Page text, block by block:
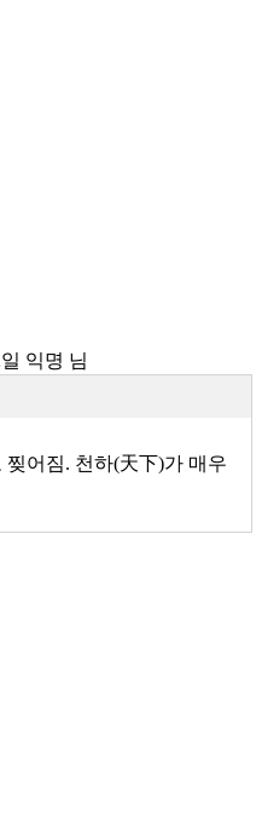
익명 님
어짐. 천하(天下)가 매우